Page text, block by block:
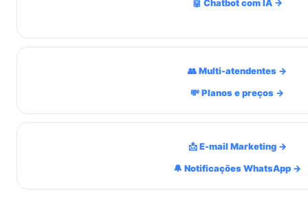
🤖 Chatbot com IA →
👥 Multi-atendentes →
💸 Planos e preços →
📩 E-mail Marketing →
🔔 Notificações WhatsApp →